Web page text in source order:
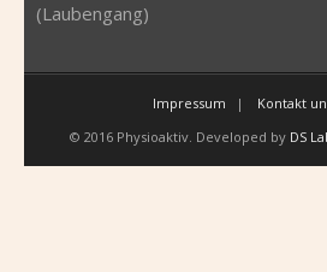
(Laubengang)
Impressum
Kontakt
© 2016 Physioaktiv. Developed by DS